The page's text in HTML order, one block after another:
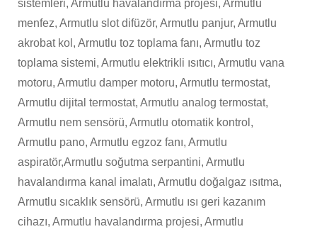
sistemleri, Armutlu havalandırma projesi, Armutlu
menfez, Armutlu slot difüzör, Armutlu panjur, Armutlu
akrobat kol, Armutlu toz toplama fanı, Armutlu toz
toplama sistemi, Armutlu elektrikli ısıtıcı, Armutlu vana
motoru, Armutlu damper motoru, Armutlu termostat,
Armutlu dijital termostat, Armutlu analog termostat,
Armutlu nem sensörü, Armutlu otomatik kontrol,
Armutlu pano, Armutlu egzoz fanı, Armutlu
aspiratör,Armutlu soğutma serpantini, Armutlu
havalandırma kanal imalatı, Armutlu doğalgaz ısıtma,
Armutlu sıcaklık sensörü, Armutlu ısı geri kazanım
cihazı, Armutlu havalandırma projesi, Armutlu